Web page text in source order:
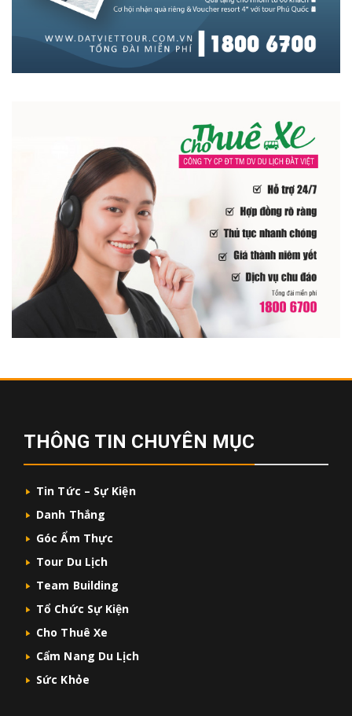
THÔNG TIN CHUYÊN MỤC
Tin Tức – Sự Kiện
Danh Thắng
Góc Ẩm Thực
Tour Du Lịch
Team Building
Tổ Chức Sự Kiện
Cho Thuê Xe
Cẩm Nang Du Lịch
Sức Khỏe